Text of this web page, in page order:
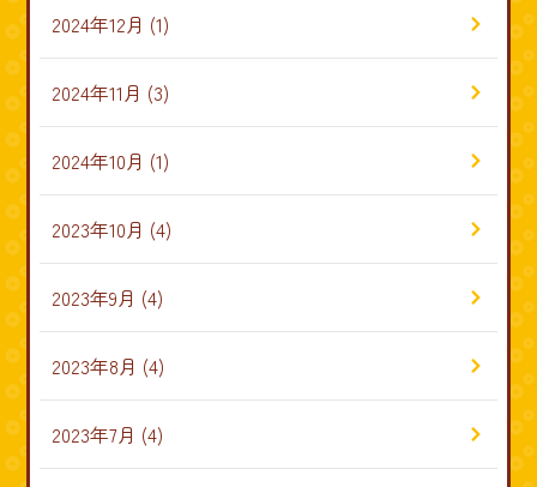
2024年12月 (1)
2024年11月 (3)
2024年10月 (1)
2023年10月 (4)
2023年9月 (4)
2023年8月 (4)
2023年7月 (4)